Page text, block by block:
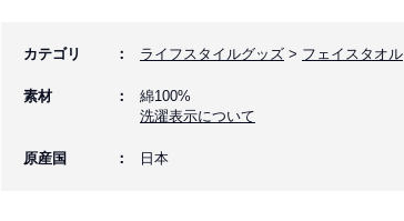
カテゴリ ライフスタイルグッズ > フェイスタオル
素材
綿100%
洗濯表示について
原産国 日本